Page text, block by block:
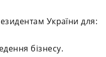
України для:
бізнесу.